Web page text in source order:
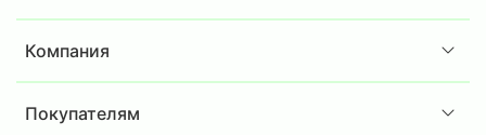
Компания
Покупателям